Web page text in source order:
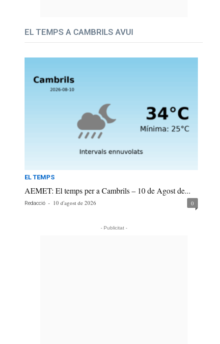
EL TEMPS A CAMBRILS AVUI
EL TEMPS
AEMET: El temps per a Cambrils – 10 de Agost de...
Redacció - 10 d'agost de 2026 0
- Publicitat -